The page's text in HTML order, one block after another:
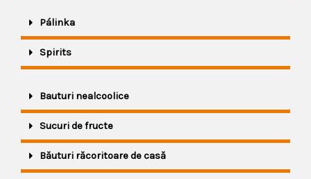
Pálinka
Spirits
Bauturi nealcoolice
Sucuri de fructe
Băuturi răcoritoare de casă